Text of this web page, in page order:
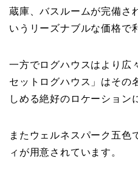
蔵庫、バスルームが完備さ
いうリーズナブルな価格で
一方でログハウスはより広
セットログハウス」はその
しめる絶好のロケーション
またウェルネスパーク五色
ィが用意されています。